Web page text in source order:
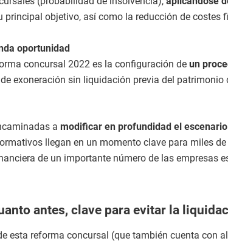
objetivo, así como la reducción de costes
oportunidad
concursal 2022 es la configuración de un
exoneración sin liquidación previa del
a modificar en profundidad el
llegan en un momento clave para miles
de un importante número de las empresas
antes, clave para evitar la
esta reforma concursal (que también cuenta